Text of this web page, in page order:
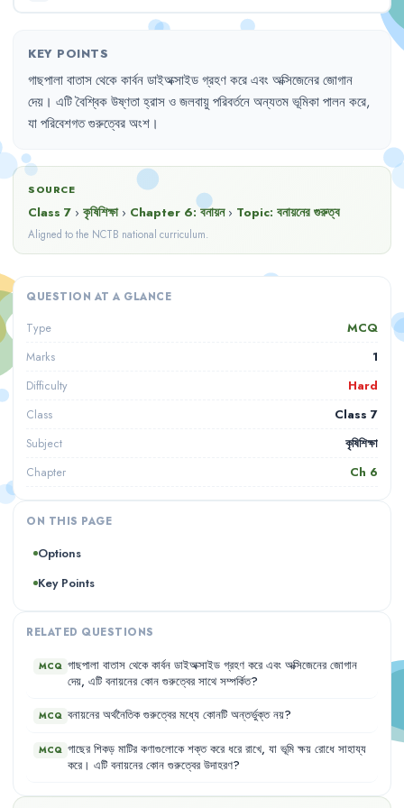
KEY POINTS
গাছপালাবাতাসথেকেকার্বনডাইঅক্সাইডগ্রহণকরেএবং অক্সিজেনেরজোগান
দেয় । এটিবৈশ্বিকউষ্ণতাহ্রাসওজলবায়ুপরিবর্তনেঅন্যতমভূমিকাপালনকরে,
যাপরিবেশগতগুরুত্বেরঅংশ ।
SOURCE
Class 7 › কৃষিশিক্ষা › Chapter 6:বনায়ন › Topic: বনায়নের গুরুত্ব
Aligned to the NCTB national curriculum.
QUESTION AT A GLANCE
Type MCQ
Marks 1
Difficulty Hard
Class Class 7
Subject কৃষিশিক্ষা
Chapter Ch 6
ON THIS PAGE
Options
Key Points
RELATED QUESTIONS
MCQ গাছপালা বাতাস থেকে কার্বন ডাইঅক্সাইড গ্রহণ করে এবং অক্সিজেনের জোগান
দেয়, এটি বনায়নের কোন গুরুত্বের সাথে সম্পর্কিত?
MCQ বনায়নের অর্থনৈতিক গুরুত্বের মধ্যে কোনটি অন্তর্ভুক্ত নয়?
MCQ গাছের শিকড় মাটির কণাগুলোকে শক্ত করে ধরে রাখে, যা ভূমি ক্ষয় রোধে সাহায্য
করে । এটি বনায়নের কোন গুরুত্বের উদাহরণ?